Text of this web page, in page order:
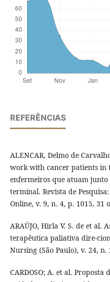
REFERÊNCIAS
ALENCAR, Delmo de
work with cancer patients in
enfermeiros que atuam junto
terminal. Revista de
Online, v. 9, n. 4, p. 1015, 31
ARAÚJO, Hirla V. S. de et al.
terapêutica paliativa dire-
Nursing (São Paulo), v. 24,
CARDOSO; A. et al.